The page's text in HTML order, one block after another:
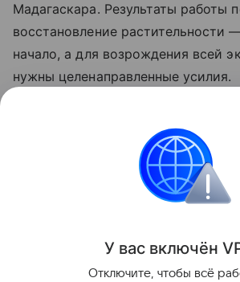
Мадагаскара. Результаты работы
восстановление растительности
начало, а для возрождения всей
нужны целенаправленные усилия.
Африки обнаружили новый вид
оранжевыми губами.
У вас включён V
Отключите, чтобы всё